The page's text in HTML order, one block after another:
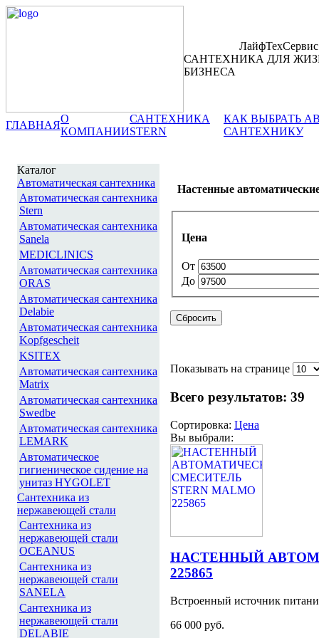
ЛайфТехСервис
САНТЕХНИКА ДЛЯ
БИЗНЕСА
ГЛАВНАЯ
О
КОМПАНИИ
САНТЕХНИКА
STERN
КАК ВЫБРАТЬ
САНТЕХНИКУ
Каталог
Автоматическая сантехника
Автоматическая сантехника
Stern
Автоматическая сантехника
Sanela
MEDICLINICS
Автоматическая сантехника
ORAS
Автоматическая сантехника
Delabie
Автоматическая сантехника
Kopfgescheit
KSITEX
Автоматическая сантехника
Matrix
Автоматическая сантехника
Swedbe
Автоматическая сантехника
LEMARK
Автоматическое
гигиеническое сидение на
унитаз HYGOLET
Сантехника из
нержавеющей стали
Сантехника из
нержавеющей стали
OCEANUS
Сантехника из
нержавеющей стали
SANELA
Сантехника из
нержавеющей стали
DELABIE
Настенные
Цена
От
До
Сбросить
Показывать на странице
Всего результатов: 39
Сортировка: Цена
Вы выбрали:
НАСТЕННЫЙ
225865
Встроенный источник
66 000 руб.